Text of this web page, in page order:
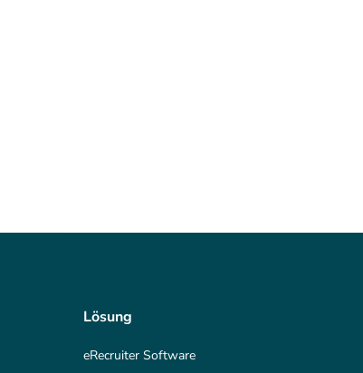
Lösung
eRecruiter Software